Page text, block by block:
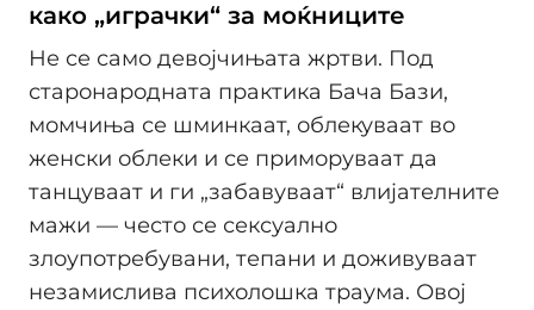
како „играчки“ за моќниците
Не се само девојчињата жртви. Под
старонародната практика Бача Бази,
момчиња се шминкаат, облекуваат во
женски облеки и се приморуваат да
танцуваат и ги „забавуваат“ влијателните
мажи — често се сексуално
злоупотребувани, тепани и доживуваат
незамислива психолошка траума. Овој